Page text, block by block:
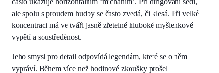
ale spolu s proudem hudby se často zvedá, či klesá. Při velké
koncentraci má ve tváři jasně zřetelné hluboké myšlenkové
vypětí a soustředěnost.
Jeho smysl pro detail odpovídá legendám, které se o něm
vypráví. Během více než hodinové zkoušky prošel